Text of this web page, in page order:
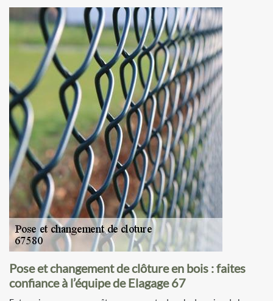
Pose et changement de clôture en bois : faites
confiance à l’équipe de Elagage 67